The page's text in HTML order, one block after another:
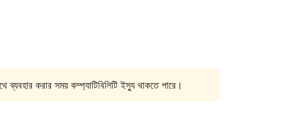
করার সময় কম্প্যাটিবিলিটি ইস্যু থাকতে পারে।